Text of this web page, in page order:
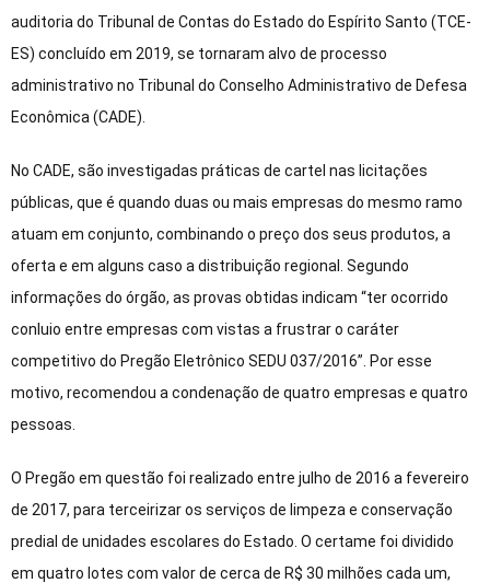
auditoria do Tribunal de Contas do Estado do Espírito Santo (TCE-
ES) concluído em 2019, se tornaram alvo de processo
administrativo no Tribunal do Conselho Administrativo de Defesa
Econômica (CADE).
No CADE, são investigadas práticas de cartel nas licitações
públicas, que é quando duas ou mais empresas do mesmo ramo
atuam em conjunto, combinando o preço dos seus produtos, a
oferta e em alguns caso a distribuição regional. Segundo
informações do órgão, as provas obtidas indicam “ter ocorrido
conluio entre empresas com vistas a frustrar o caráter
competitivo do Pregão Eletrônico SEDU 037/2016”. Por esse
motivo, recomendou a condenação de quatro empresas e quatro
pessoas.
O Pregão em questão foi realizado entre julho de 2016 a fevereiro
de 2017, para terceirizar os serviços de limpeza e conservação
predial de unidades escolares do Estado. O certame foi dividido
em quatro lotes com valor de cerca de R$ 30 milhões cada um,